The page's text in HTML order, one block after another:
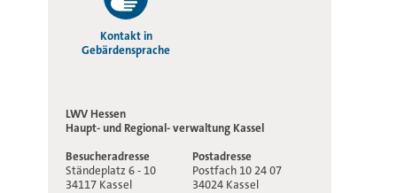
Kontakt in
Gebärdensprache
LWV Hessen
Haupt- und Regional-verwaltung Kassel
Besucheradresse
Ständeplatz 6 - 10
34117 Kassel
Postadresse
Postfach 10 24 07
34024 Kassel